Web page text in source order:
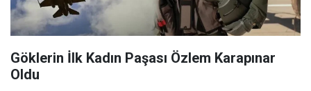
Göklerin İlk Kadın Paşası Özlem Karapınar
Oldu